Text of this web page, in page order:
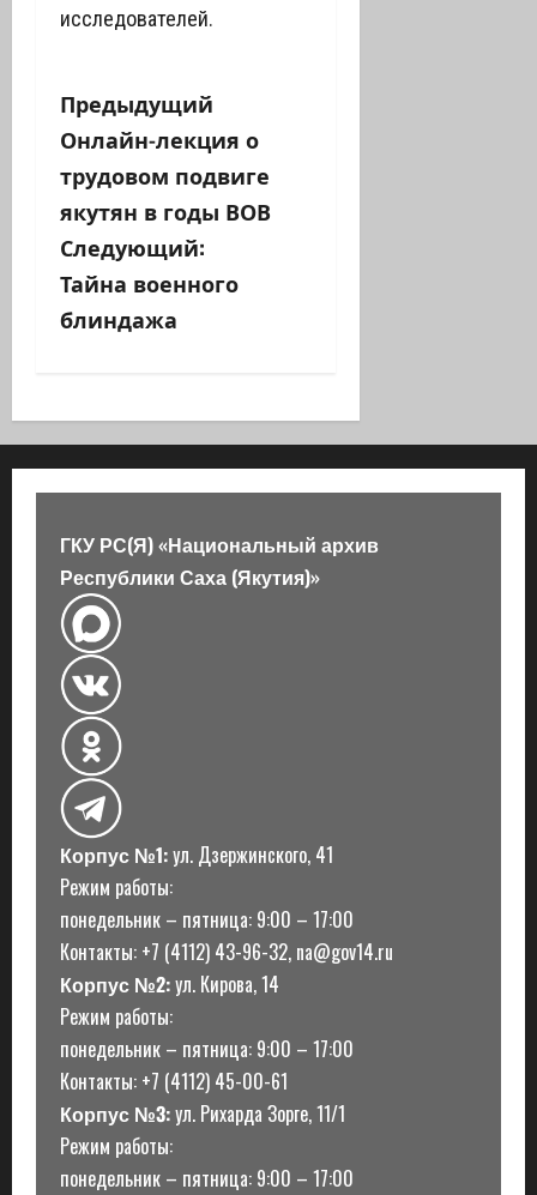
исследователей.
Н
а
в
и
г
ц
и
я
з
а
п
и
с
и
Предыдущий
Онлайн-лекция о
трудовом подвиге
якутян в годы ВОВ
Следующий:
Тайна военного
блиндажа
ГКУ РС(Я) «Национальный архив
Республики Саха (Якутия)»
Корпус №1:ул. Дзержинского, 41
Режим работы:
понедельник – пятница: 9:00 – 17:00
Контакты: +7 (4112) 43-96-32, na@gov14.ru
Корпус №2:ул. Кирова, 14
Режим работы:
понедельник – пятница: 9:00 – 17:00
Контакты: +7 (4112) 45-00-61
Корпус №3:ул. Рихарда Зорге, 11/1
Режим работы:
понедельник – пятница: 9:00 – 17:00